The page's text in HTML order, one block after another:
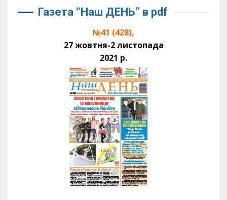
Газета “Наш ДЕНЬ” в pdf
№41 (428),
27 жовтня-2 листопада
2021 р.